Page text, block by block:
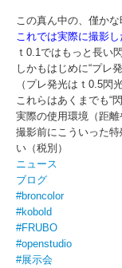
この真ん中の、僅か
これでは実際に撮影
ｔ0.1ではもっと長い
しかもはじめに“プレ
（プレ発光はｔ0.5閃
これらはあくまでも“
実際の使用環境（距
撮影前にこういった
い（税別）
ニュース
ブログ
#broncolor
#kobold
#FRUBO
#openstudio
#展示会